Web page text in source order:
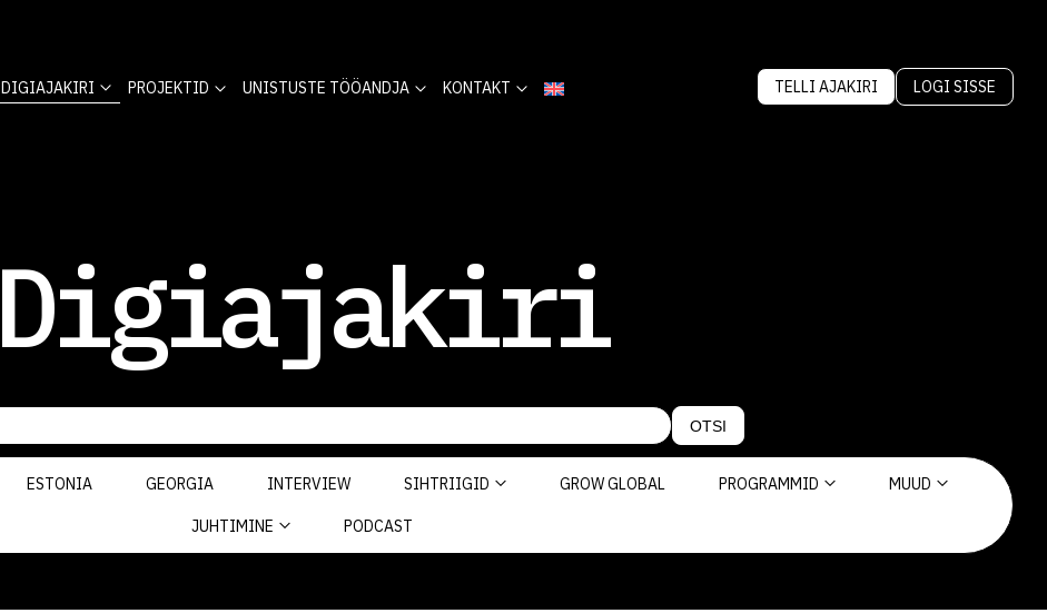
DIGIAJAKIRI PROJEKTID UNISTUSTE TÖÖANDJA KONTAKT TELLI AJAKIRI LOGI SISSE
Digiajakiri
OTSI
ESTONIA GEORGIA INTERVIEW SIHTRIIGID GROW GLOBAL PROGRAMMID MUUD
JUHTIMINE PODCAST